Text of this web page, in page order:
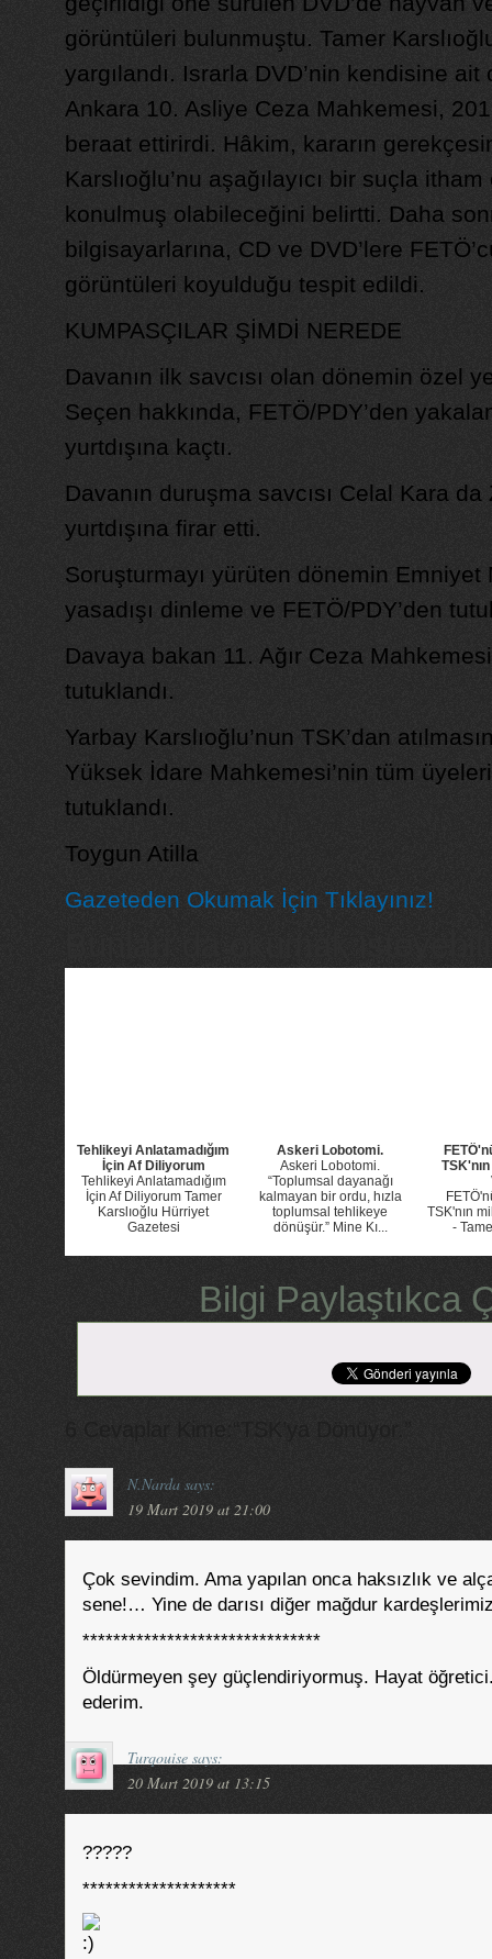
görüntüleri bulunmuştu. Tamer
yargılandı. Israrla DVD’nin kendisine ait
Ankara 10. Asliye Ceza Mahkemesi,
beraat ettirirdi. Hâkim, kararın
Karslıoğlu’nu aşağılayıcı bir suçla
konulmuş olabileceğini belirtti. Daha
bilgisayarlarına, CD ve DVD’lere
görüntüleri koyulduğu tespit edildi.
KUMPASÇILAR ŞİMDİ NEREDE
Davanın ilk savcısı olan dönemin özel
Seçen hakkında, FETÖ/PDY’den
yurtdışına kaçtı.
Davanın duruşma savcısı Celal Kara
yurtdışına firar etti.
Soruşturmayı yürüten dönemin Emniyet
yasadışı dinleme ve FETÖ/PDY’den
Davaya bakan 11. Ağır Ceza
tutuklandı.
Yarbay Karslıoğlu’nun TSK’dan
Yüksek İdare Mahkemesi’nin tüm
tutuklandı.
Toygun Atilla
Gazeteden Okumak İçin Tıklayınız!
Tehlikeyi Anlatamadığım
İçin Af Diliyorum
Tehlikeyi Anlatamadığım
İçin Af Diliyorum Tamer
Karslıoğlu Hürriyet
Gazetesi
Askeri Lobotomi.
Askeri Lobotomi.
“Toplumsal dayanağı
kalmayan bir ordu, hızla
toplumsal tehlikeye
dönüşür.” Mine Kı...
TSK'nın
-
Bilgi Paylaştıkca
N.Narda says:
19 Mart 2019 at 21:00
Çok sevindim. Ama yapılan onca haksızlık ve
sene!… Yine de darısı diğer mağdur
*******************************
Öldürmeyen şey güçlendiriyormuş. Hayat
ederim.
Turqouise says:
20 Mart 2019 at 13:15
?????
********************